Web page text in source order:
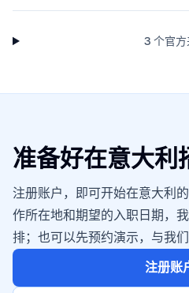
3 个官方
准备好在意大利
注册账户，即可开始在意大利
作所在地和期望的入职日期，
排；也可以先预约演示，与我们
注册账